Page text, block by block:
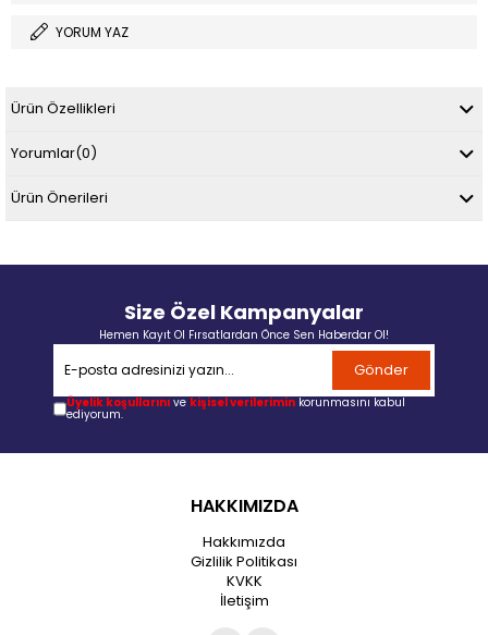
YORUM YAZ
Ürün Özellikleri
Yorumlar(0)
Ürün Önerileri
Size Özel Kampanyalar
Hemen Kayıt Ol Fırsatlardan Önce Sen Haberdar Ol!
Gönder
Üyelik koşullarını ve kişisel verilerimin korunmasını kabul
ediyorum.
HAKKIMIZDA
Hakkımızda
Gizlilik Politikası
KVKK
İletişim